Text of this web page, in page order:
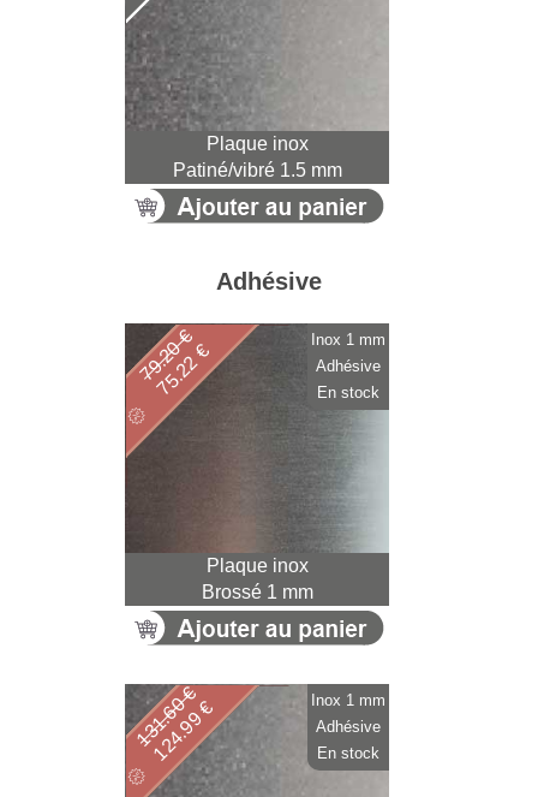
Plaque inox
Patiné/vibré 1.5 mm
Adhésive
Plaque inox
Brossé 1 mm
75.22 €
79.20 €
Inox 1 mm
Adhésive
En stock
124.99 €
131.60 €
Inox 1 mm
Adhésive
En stock